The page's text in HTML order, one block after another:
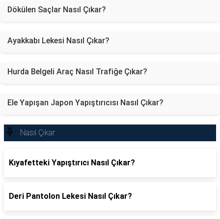
Dökülen Saçlar Nasıl Çıkar?
Ayakkabı Lekesi Nasıl Çıkar?
Hurda Belgeli Araç Nasıl Trafiğe Çıkar?
Ele Yapışan Japon Yapıştırıcısı Nasıl Çıkar?
Nasıl Çıkar
Kıyafetteki Yapıştırıcı Nasıl Çıkar?
Deri Pantolon Lekesi Nasıl Çıkar?